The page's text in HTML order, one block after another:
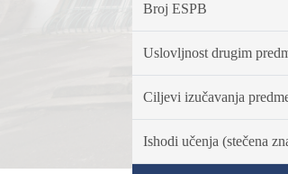
Broj ESPB
Uslovljnost drugim
Ciljevi izučavanja
Ishodi učenja (stečena